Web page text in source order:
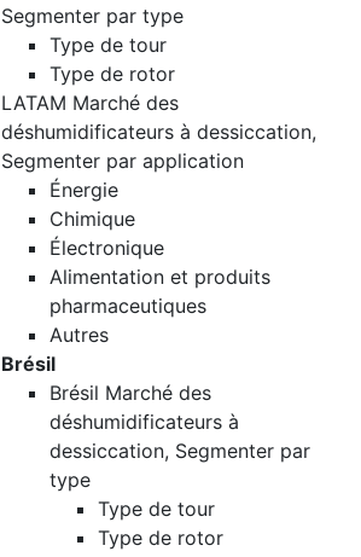
Segmenter par type
Type de tour
Type de rotor
LATAM Marché des
déshumidificateurs à dessiccation,
Segmenter par application
Énergie
Chimique
Électronique
Alimentation et produits
pharmaceutiques
Autres
Brésil
Brésil Marché des
déshumidificateurs à
dessiccation, Segmenter par
type
Type de tour
Type de rotor